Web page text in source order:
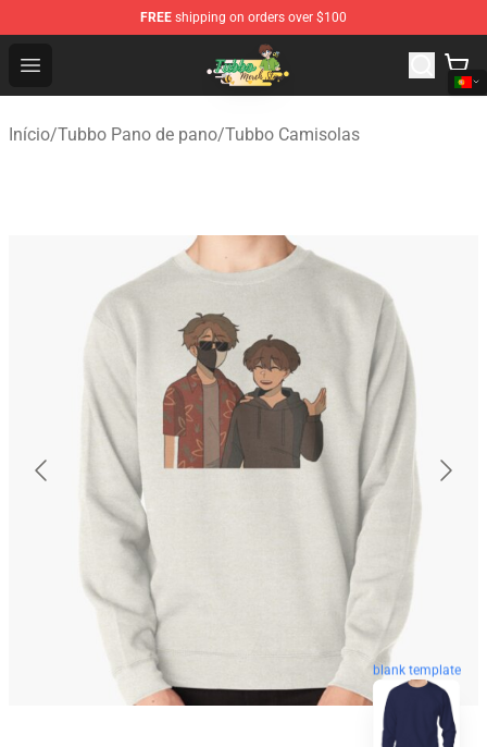
FREE shipping on orders over $100
Open menu
Tubbo Store - Official Tubbo Merchandise Shop
Início/Tubbo Pano de pano/Tubbo Camisolas
blank template